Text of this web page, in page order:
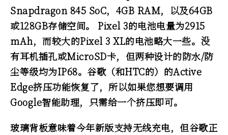
Snapdragon 845 SoC，4GB RAM，以及64GB
或128GB存储空间。 Pixel 3的电池电量为2915
mAh，而较大的Pixel 3 XL的电池略大一些。没
有耳机插孔或MicroSD卡，但两种设计的防水/防
尘等级均为IP68。谷歌（和HTC的）的Active
Edge挤压功能恢复了，所以如果您想要调用
Google智能助理，只需给一个挤压即可。
玻璃背板意味着今年新版支持无线充电，但谷歌正